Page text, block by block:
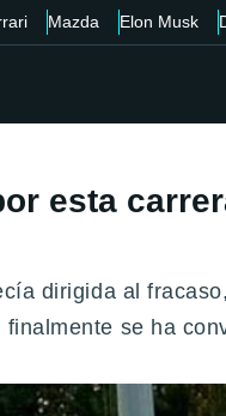
Mazda Elon Musk
esta
dirigida al
se ha